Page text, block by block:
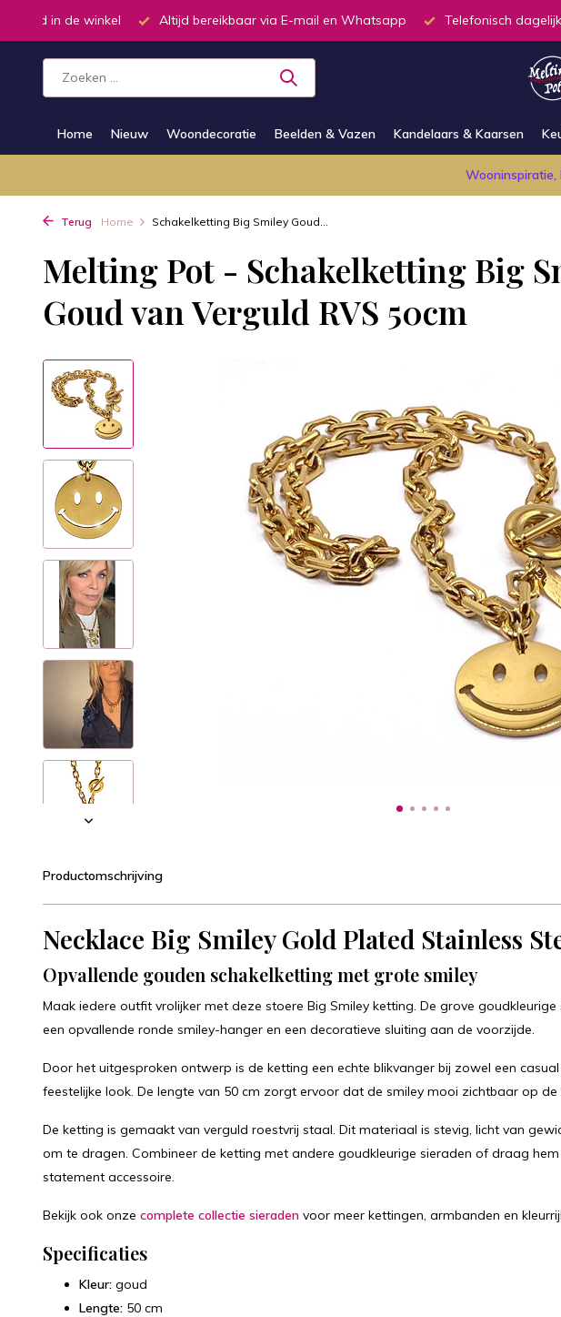
in de winkel Altijd bereikbaar via E-mail en Whatsapp Telefonisch
Home Nieuw Woondecoratie Beelden & Vazen Kandelaars & Kaarsen
Wooninspiratie,
Terug Home Schakelketting Big Smiley Goud...
Melting Pot - Schakelketting Big
Goud van Verguld RVS 50cm
Productomschrijving
Necklace Big Smiley Gold Plated Stainless
Opvallende gouden schakelketting met grote smiley
Maak iedere outfit vrolijker met deze stoere Big Smiley ketting. De grove
een opvallende ronde smiley-hanger en een decoratieve sluiting aan de voorzijde.
Door het uitgesproken ontwerp is de ketting een echte blikvanger bij zowel een
feestelijke look. De lengte van 50 cm zorgt ervoor dat de smiley mooi zichtbaar op de
De ketting is gemaakt van verguld roestvrij staal. Dit materiaal is stevig, licht van
om te dragen. Combineer de ketting met andere goudkleurige sieraden of draag
statement accessoire.
Bekijk ook onze complete collectie sieraden voor meer kettingen, armbanden en
Specificaties
Kleur: goud
Lengte: 50 cm